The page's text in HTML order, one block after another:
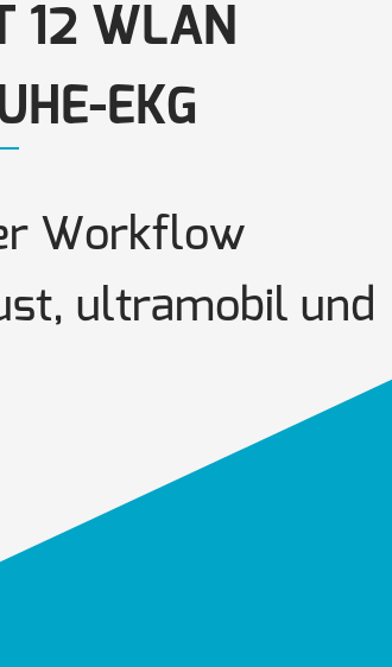
12 WLAN
EKG
Workflow
ultramobil und